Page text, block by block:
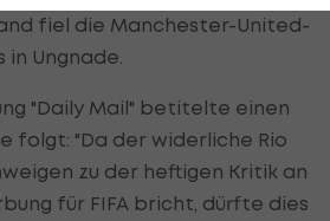
fiel die Manchester-United-
Ungnade.
"Daily Mail" betitelte einen
folgt: "Da der widerliche Rio
zu der heftigen Kritik an
für FIFA bricht, dürfte dies